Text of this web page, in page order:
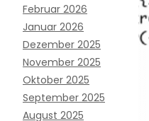
Februar 2026
Januar 2026
Dezember 2025
November 2025
Oktober 2025
September 2025
August 2025